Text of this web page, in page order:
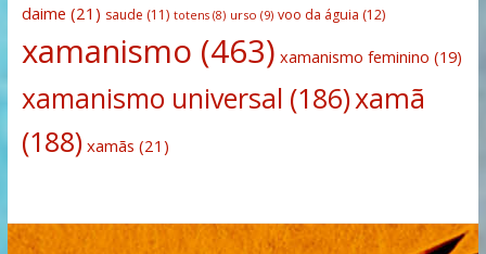
daime (21) saude (11) totens(8) urso (9) voo da águia (12)
xamanismo (463) xamanismo feminino (19)
xamanismo universal (186)xamã
(188) xamãs (21)